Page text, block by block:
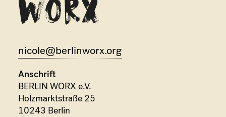
nicole@berlinworx.org
Anschrift
BERLIN WORX e.V.
Holzmarktstraße 25
10243 Berlin